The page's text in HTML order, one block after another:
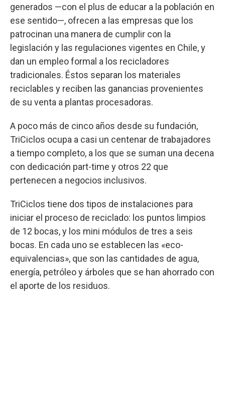
generados —con el plus de educar a la población en
ese sentido—, ofrecen a las empresas que los
patrocinan una manera de cumplir con la
legislación y las regulaciones vigentes en Chile, y
dan un empleo formal a los recicladores
tradicionales. Éstos separan los materiales
reciclables y reciben las ganancias provenientes
de su venta a plantas procesadoras.
A poco más de cinco años desde su fundación,
TriCiclos ocupa a casi un centenar de trabajadores
a tiempo completo, a los que se suman una decena
con dedicación part-time y otros 22 que
pertenecen a negocios inclusivos.
TriCiclos tiene dos tipos de instalaciones para
iniciar el proceso de reciclado: los puntos limpios
de 12 bocas, y los mini módulos de tres a seis
bocas. En cada uno se establecen las «eco-
equivalencias», que son las cantidades de agua,
energía, petróleo y árboles que se han ahorrado con
el aporte de los residuos.